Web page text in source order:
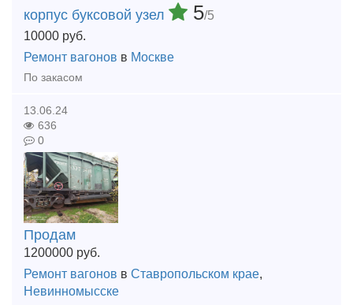
корпус буксовой узел 5/5
10000 руб.
Ремонт вагонов в Москве
По закасом
13.06.24
636
0
Продам
1200000 руб.
Ремонт вагонов в Ставропольском крае,
Невинномысске